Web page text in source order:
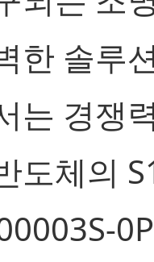
한 솔루
는 경쟁
도체의